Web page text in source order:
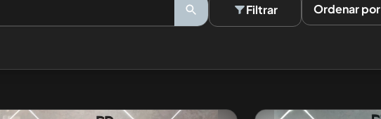
Filtrar Ordenar por